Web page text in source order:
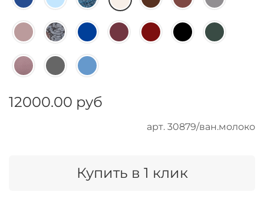
арт. 30879/ван.молоко
12000.00 руб
Купить в 1 клик